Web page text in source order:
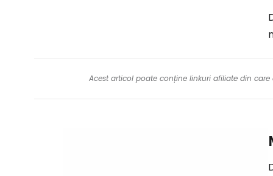
Acest articol poate conține linkuri afiliate din